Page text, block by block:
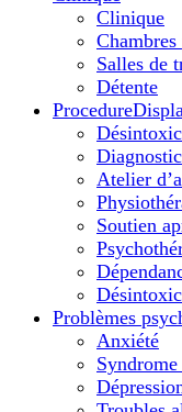
Сlinique
Salles de
Détente
Procedure
Diagnostic
Atelier
Soutien
Problèmes
Anxiété